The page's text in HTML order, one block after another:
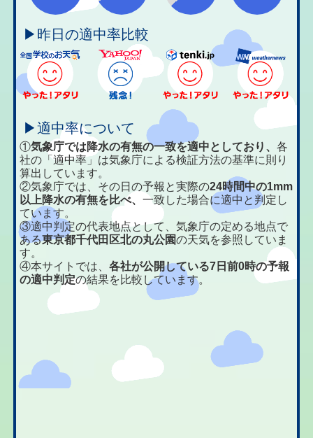
▶昨日の適中率比較
▶適中率について
①気象庁では降水の有無の一致を適中としており、各
社の「適中率」は気象庁による検証方法の基準に則り
算出しています。
②気象庁では、その日の予報と実際の24時間中の1mm
以上降水の有無を比べ、一致した場合に適中と判定し
ています。
③適中判定の代表地点として、気象庁の定める地点で
ある東京都千代田区北の丸公園の天気を参照していま
す。
④本サイトでは、各社が公開している7日前0時の予報
の適中判定の結果を比較しています。